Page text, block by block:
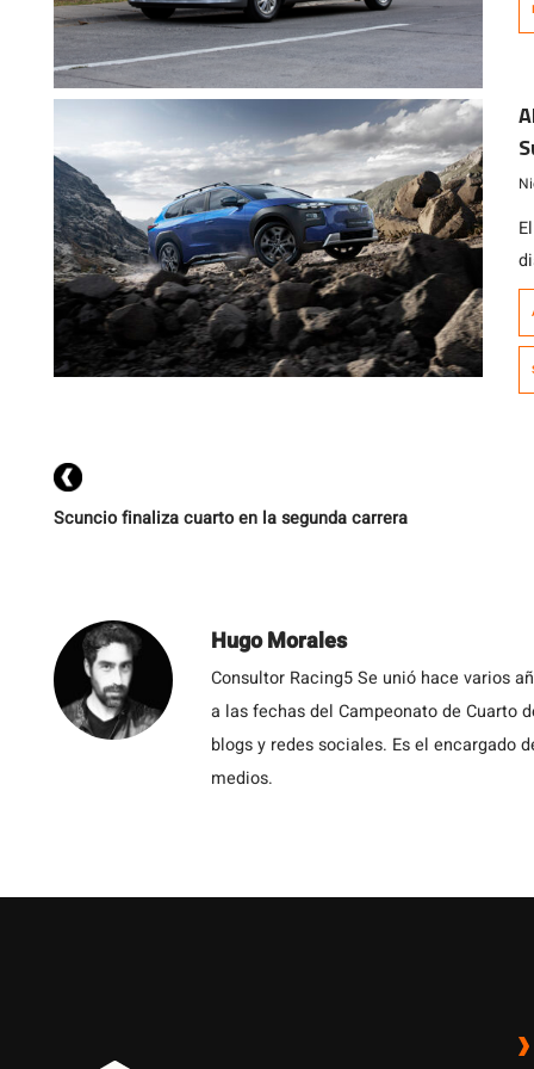
Scuncio finaliza cuarto en la segunda carrera
Hugo Morales
Consultor Racing5 Se unió hace varios
a las fechas del Campeonato de Cuarto
blogs y redes sociales. Es el encargado
medios.